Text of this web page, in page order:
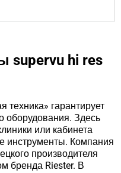
supervu hi res
техника» гарантирует
оборудования. Здесь
или кабинета
инструменты. Компания
производителя
бренда Riester. В